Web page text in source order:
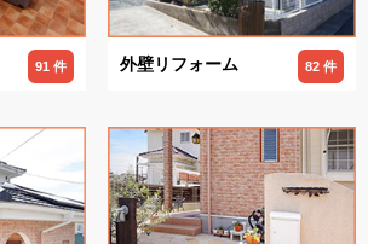
91 件 外壁リフォーム 82 件